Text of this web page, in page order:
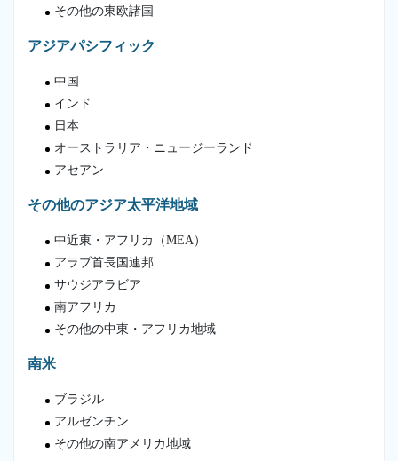
その他の東欧諸国
アジアパシフィック
中国
インド
日本
オーストラリア・ニュージーランド
アセアン
その他のアジア太平洋地域
中近東・アフリカ（MEA）
アラブ首長国連邦
サウジアラビア
南アフリカ
その他の中東・アフリカ地域
南米
ブラジル
アルゼンチン
その他の南アメリカ地域